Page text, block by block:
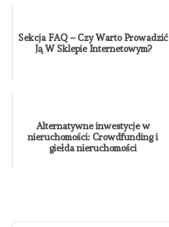
Sekcja FAQ – Czy Warto Prowadzić
Ją W Sklepie Internetowym?
Alternatywne inwestycje w
nieruchomości: Crowdfunding i
giełda nieruchomości